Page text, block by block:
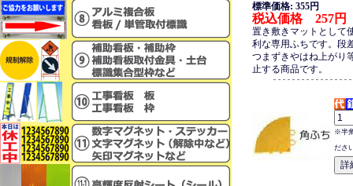
標準価格: 355円
税込価格 257円
置き敷きマットとして
利な専用ふちです。段
つまずきやはね上がり
止する商品です。
※半
ださ